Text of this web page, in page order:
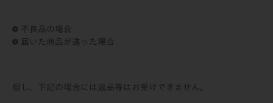
不良品の場合
届いた商品が違った場合
但し、下記の場合には返品等はお受けできません。